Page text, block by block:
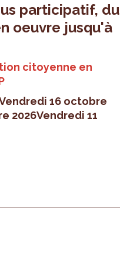
participatif, du
oeuvre jusqu'à
citoyenne en
16 octobre
2026Vendredi 11